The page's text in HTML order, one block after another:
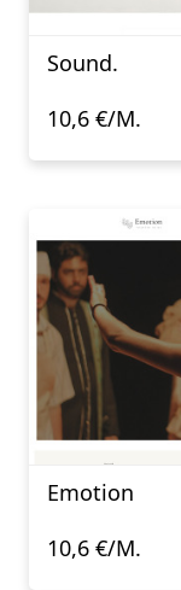
Sound.
10,6 €/M.
Emotion
10,6 €/M.